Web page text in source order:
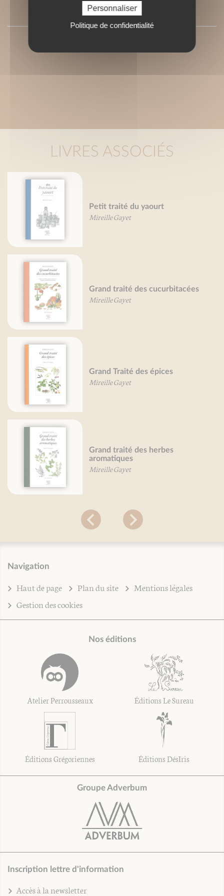
SOMMAIRE
LIVRES ASSOCIÉS
Petit traité du yaourt
Mireille Gayet
Grand traité des cucurbitacées
Mireille Gayet
Grand Traité des épices
Mireille Gayet
Grand traité des herbes
aromatiques
Mireille Gayet
Navigation
Haut de page Plan du site
Mentions légales
Gestion des cookies
Nos éditions
Atelier Perrousseaux Éditions Le Sureau
Éditions Grégoriennes Éditions DésIris
Groupe Adverbum
Inscription lettre d'information
Accès à la newsletter
Personnaliser
Politique de confidentialité